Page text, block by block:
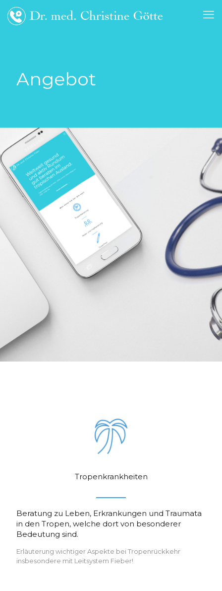
Angebot
Tropenkrankheiten
Beratung zu Leben, Erkrankungen und Traumata
in den Tropen, welche dort von besonderer
Bedeutung sind.
Erläuterung wichtiger Aspekte bei Tropenrückkehr
insbesondere mit Leitsystem Fieber!